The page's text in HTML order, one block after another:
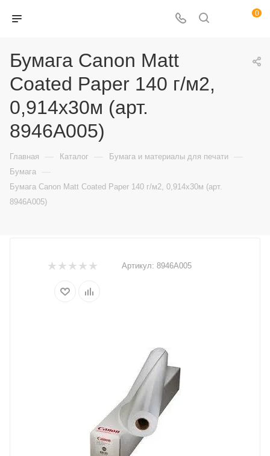
0
Бумага Canon Matt
Coated Paper 140 г/м2,
0,914x30м (арт.
8946A005)
Главная — Каталог — Бумага и материалы для печати —
Бумага —
Бумага Canon Matt Coated Paper 140 г/м2, 0,914x30м (арт.
8946A005)
Артикул: 8946A005